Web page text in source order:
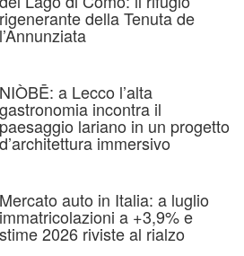
rigenerante della Tenuta de
l’Annunziata
NIÒBĒ: a Lecco l’alta
gastronomia incontra il
paesaggio lariano in un progetto
d’architettura immersivo
Mercato auto in Italia: a luglio
immatricolazioni a +3,9% e
stime 2026 riviste al rialzo